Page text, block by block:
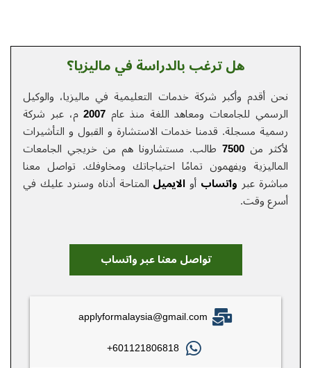
هل ترغب بالدراسة في ماليزيا؟
نحن أقدم وأكبر شركة خدمات التعلیمیة في ماليزيا، والوكيل
الرسمي للجامعات ومعاهد اللغة منذ عام 2007م، عبر شركة
رسمية مسجلة. قدمنا خدمات الاستشارة و القبول و التأشيرات
لأكثر من 7500 طالب. مستشارونا هم من خريجي الجامعات
الماليزية ويفهمون تمامًا احتياجاتك ومخاوفك. تواصل معنا
مباشرة عبر واتساب أو الایمیل المتاحة أدناه وسنرد عليك في
أسرع وقت.
تواصل معنا عبر واتساب
applyformalaysia@gmail.com
601121806818+